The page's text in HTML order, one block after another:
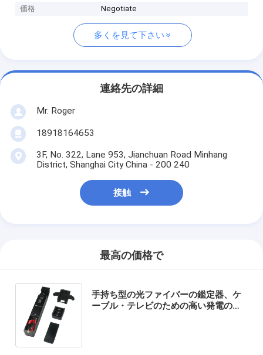
価格
Negotiate
多くを見て下さい
連絡先の詳細
Mr. Roger
18918164653
3F, No. 322, Lane 953, Jianchuan Road Minhang
District, Shanghai City China - 200 240
接触
最高の価格で
手持ち型の光ファイバーの鑑定器、ケ
ーブル・テレビのための高い発電のタ